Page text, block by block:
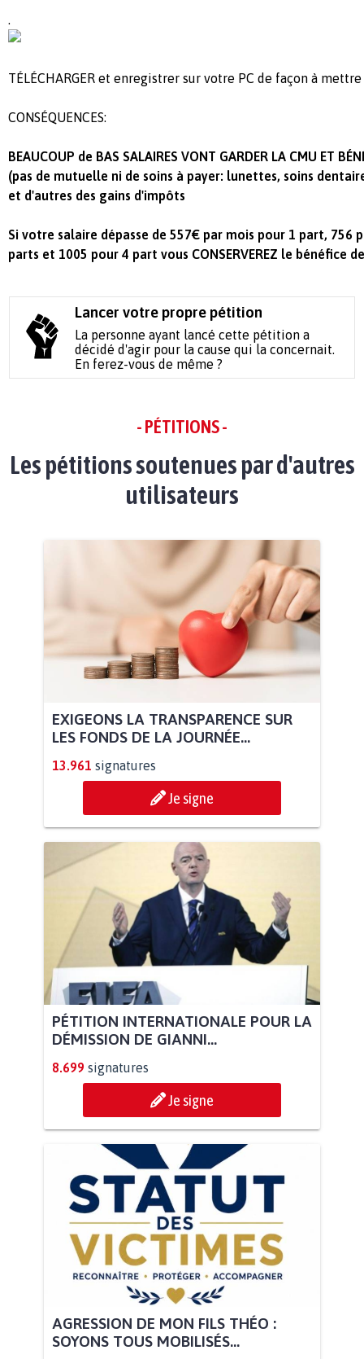
.
TÉLÉCHARGER et enregistrer sur votre PC de façon à
CONSÉQUENCES:
BEAUCOUP de BAS SALAIRES VONT GARDER LA CMU ET
(pas de mutuelle ni de soins à payer: lunettes, soins
et d'autres des gains d'impôts
Si votre salaire dépasse de 557€ par mois pour 1 part, 756
parts et 1005 pour 4 part vous CONSERVEREZ le bénéfice
Lancer votre propre pétition
La personne ayant lancé cette pétition a
décidé d'agir pour la cause qui la concernait.
En ferez-vous de même ?
- PÉTITIONS -
Les pétitions soutenues par d'autres
utilisateurs
EXIGEONS LA TRANSPARENCE SUR
LES FONDS DE LA JOURNÉE...
13.961 signatures
Je signe
PÉTITION INTERNATIONALE POUR LA
DÉMISSION DE GIANNI...
8.699 signatures
Je signe
AGRESSION DE MON FILS THÉO :
SOYONS TOUS MOBILISÉS...